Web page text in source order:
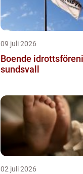
09 juli 2026
Boende
sundsvall
02 juli 2026